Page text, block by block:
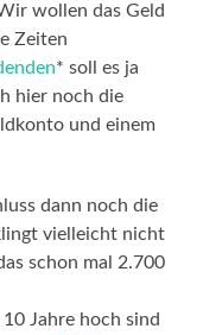
wollen das Geld
Zeiten
* soll es ja
hier noch die
und einem
dann noch die
vielleicht nicht
schon mal 2.700
Jahre hoch sind